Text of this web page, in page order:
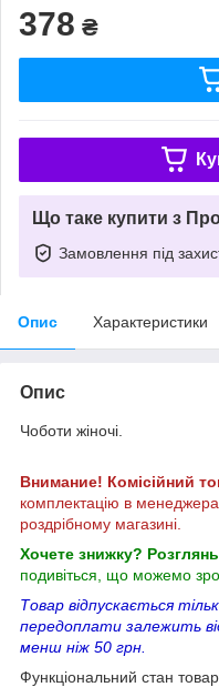
378 ₴
Що таке купити з
Замовлення під
Опис Характеристики
Опис
Чоботи жіночі.
Внимание! Комісійний
комплектацію в
роздрібному магазині.
Хочете знижку?
подивіться, що можемо
Товар відпускається
передоплати залежить
менш ніж 50 грн.
Функціональний стан